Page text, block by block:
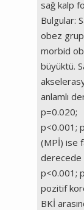
sağ kalp
Bulgular:
obez
morbid
büyüktü.
anlamlı
p=0.020;
p<0.001;
(MPİ) ise
derecede
p<0.001;
pozitif
BKİ